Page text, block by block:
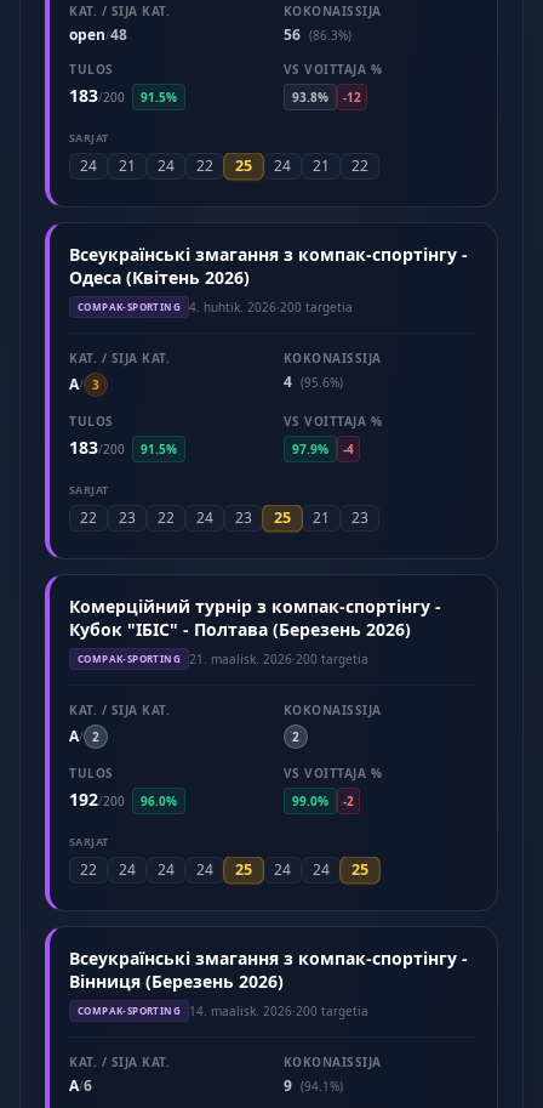
KAT. / SIJA KAT.
open/48
KOKONAISSIJA
56 (86.3%)
TULOS
183/200 91.5%
VS VOITTAJA %
93.8%
-12
SARJAT
24 21 24 22 25 24 21 22
Всеукраїнські змагання з компак-спортінгу -
Одеса (Квітень 2026)
COMPAK-SPORTING 4. huhtik. 2026·200 targetia
KAT. / SIJA KAT.
A/ 3
KOKONAISSIJA
4 (95.6%)
TULOS
183/200 91.5%
VS VOITTAJA %
97.9%
-4
SARJAT
22 23 22 24 23 25 21 23
Комерційний турнір з компак-спортінгу -
Кубок "ІБІС" - Полтава (Березень 2026)
COMPAK-SPORTING 21. maalisk. 2026·200 targetia
KAT. / SIJA KAT.
A/ 2
KOKONAISSIJA
2
TULOS
192/200 96.0%
VS VOITTAJA %
99.0%
-2
SARJAT
22 24 24 24 25 24 24 25
Всеукраїнські змагання з компак-спортінгу -
Вінниця (Березень 2026)
COMPAK-SPORTING 14. maalisk. 2026·200 targetia
KAT. / SIJA KAT.
A/6
KOKONAISSIJA
9 (94.1%)